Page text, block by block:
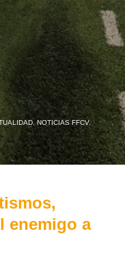
,NOTICIAS FFCV,
enemigo a